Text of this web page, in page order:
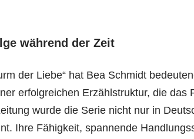
während der Zeit
der Liebe“ hat Bea Schmidt
erfolgreichen Erzählstruktur, die das
wurde die Serie nicht nur in
Ihre Fähigkeit, spannende